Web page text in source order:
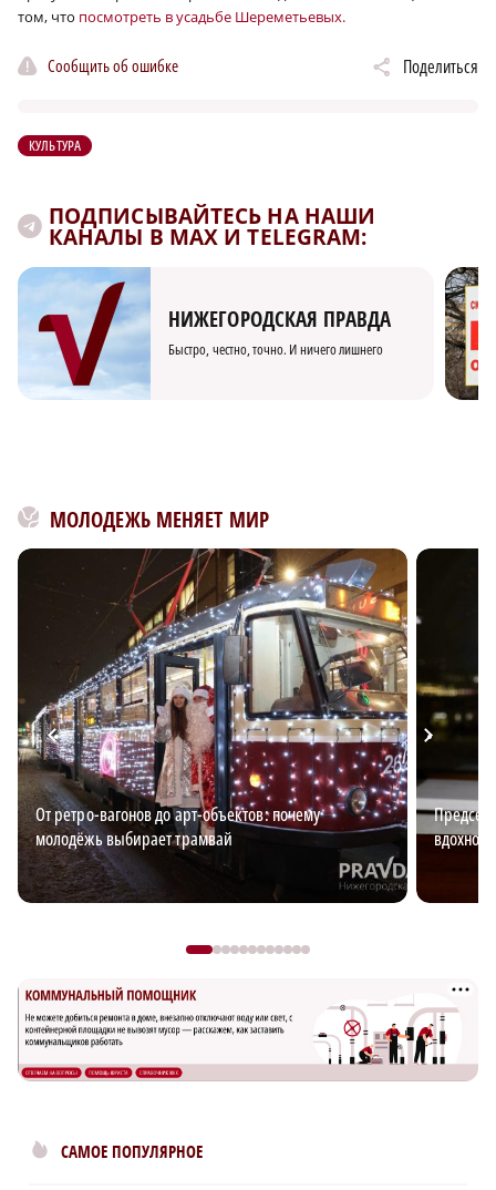
том, что посмотреть в усадьбе Шереметьевых.
Сообщить об ошибке Поделиться
КУЛЬТУРА
ПОДПИСЫВАЙТЕСЬ НА НАШИ
КАНАЛЫ В MAX И TELEGRAM:
НИЖЕГОРОДСКАЯ ПРАВДА
Быстро, честно, точно. И ничего лишнего
МОЛОДЕЖЬ МЕНЯЕТ МИР
От ретро-вагонов до арт-объектов: почему
молодёжь выбирает трамвай
САМОЕ ПОПУЛЯРНОЕ